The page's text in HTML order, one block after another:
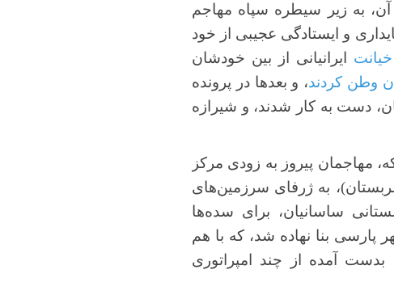
به زیر سیطره سپاه مهاجم
و ایستادگی عجیبی از خود
خیانت ایرانیانی از بین خودشان
وطن کردند، و بعدها در پرونده
دست به کار شدند، و شیرازه
مهاجمان پیروز به زودی مرکز
به ژرفای سرزمین‌های
ساسانیان، برای سده‌ها
پارسی بنا نهاده شد، که با هم
آمده از چند امپراتوری